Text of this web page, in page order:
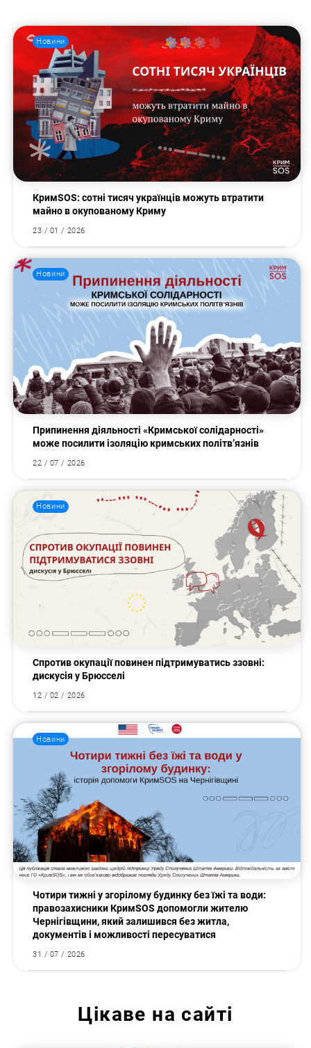
Пошук за запитом:
Новини
КримSOS: сотні тисяч українців можуть втратити
майно в окупованому Криму
23 / 01 / 2026
Новини
Припинення діяльності «Кримської солідарності»
може посилити ізоляцію кримських політв’язнів
22 / 07 / 2026
Новини
Спротив окупації повинен підтримуватись ззовні:
дискусія у Брюсселі
12 / 02 / 2026
Новини
Чотири тижні у згорілому будинку без їжі та води:
правозахисники КримSOS допомогли жителю
Чернігівщини, який залишився без житла,
документів і можливості пересуватися
31 / 07 / 2026
Цікаве на сайті